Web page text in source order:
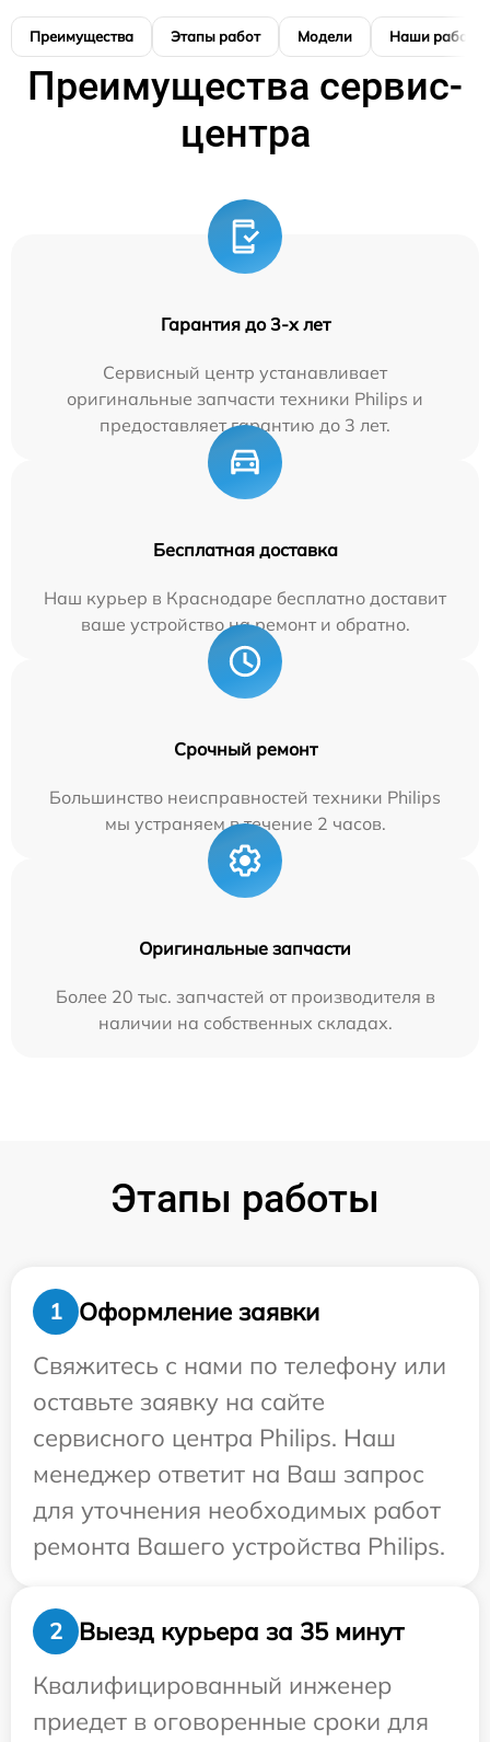
Преимущества Этапы работ Модели Наши работы
Преимущества сервис-
центра
Гарантия до 3-х лет
Сервисный центр устанавливает
оригинальные запчасти техники Philips и
предоставляет гарантию до 3 лет.
Бесплатная доставка
Наш курьер в Краснодаре бесплатно доставит
ваше устройство на ремонт и обратно.
Срочный ремонт
Большинство неисправностей техники Philips
мы устраняем в течение 2 часов.
Оригинальные запчасти
Более 20 тыс. запчастей от производителя в
наличии на собственных складах.
Этапы работы
1
Оформление заявки
Свяжитесь с нами по телефону или
оставьте заявку на сайте
сервисного центра Philips. Наш
менеджер ответит на Ваш запрос
для уточнения необходимых работ
ремонта Вашего устройства Philips.
2
Выезд курьера за 35 минут
Квалифицированный инженер
приедет в оговоренные сроки для